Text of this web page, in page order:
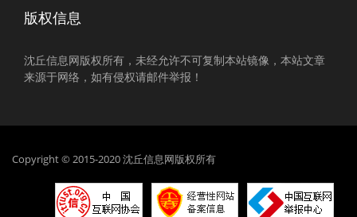
版权信息
沈丘信息网版权所有，未经允许不可复制本站镜像，本站文章
来源于网络，如有侵权请邮件举报！
Copyright © 2015-2020 沈丘信息网版权所有